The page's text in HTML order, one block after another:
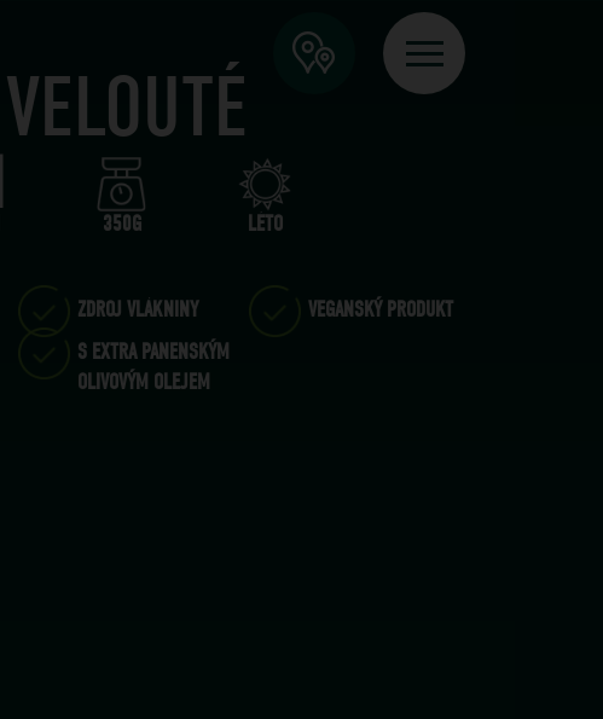
350G LÉTO
ZDROJ VLÁKNINY
VEGANSKÝ PRODUKT
S EXTRA PANENSKÝM
OLIVOVÝM OLEJEM